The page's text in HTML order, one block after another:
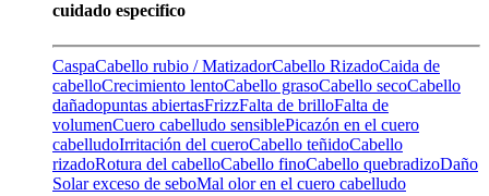
cuidado especifico
CaspaCabello rubio / MatizadorCabello RizadoCaida de
cabelloCrecimiento lentoCabello grasoCabello secoCabello
dañadopuntas abiertasFrizzFalta de brilloFalta de
volumenCuero cabelludo sensiblePicazón en el cuero
cabelludoIrritación del cueroCabello teñidoCabello
rizadoRotura del cabelloCabello finoCabello quebradizoDaño
Solarexceso de seboMal olor en el cuero cabelludo